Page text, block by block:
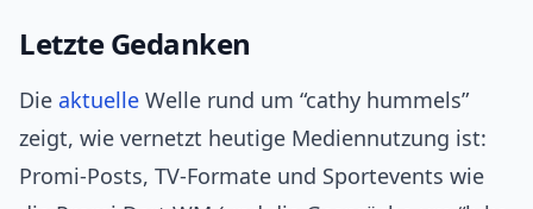
Letzte Gedanken
Die aktuelle Welle rund um “cathy hummels”
zeigt, wie vernetzt heutige Mediennutzung ist:
Promi‑Posts, TV‑Formate und Sportevents wie